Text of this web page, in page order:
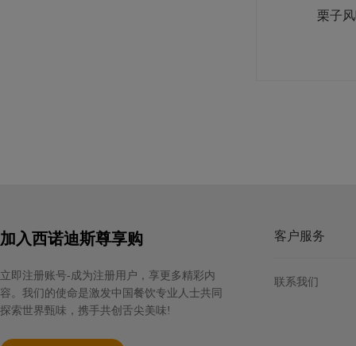
规格: 6个×990克 / 箱
栗子
加入西诺迪斯尊享购
立即注册账号-成为注册用户，享更多精彩内
容。我们的使命是激发中国餐饮专业人士共同
探索世界甄味，携手共创舌尖美味!
客户服务
联系我们